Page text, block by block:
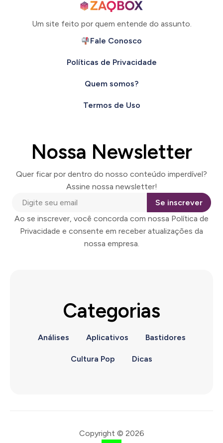
Um site feito por quem entende do assunto.
Fale Conosco
Políticas de Privacidade
Quem somos?
Termos de Uso
Nossa Newsletter
Quer ficar por dentro do nosso conteúdo imperdível?
Assine nossa newsletter!
Se inscrever
Ao se inscrever, você concorda com nossa Política de
Privacidade e consente em receber atualizações da
nossa empresa.
Categorias
Análises Aplicativos Bastidores
Cultura Pop Dicas
Copyright © 2026